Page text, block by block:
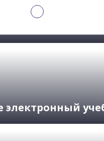
электронный